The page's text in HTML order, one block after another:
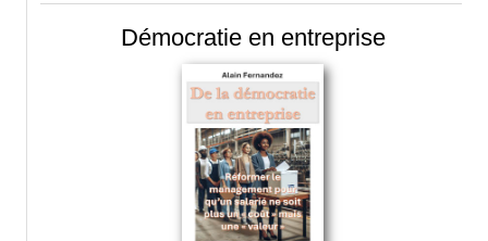
Démocratie en entreprise